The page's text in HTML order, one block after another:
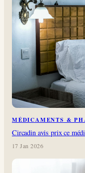
MÉDICAMENTS &
Circadin avis prix ce
17 Jan 2026